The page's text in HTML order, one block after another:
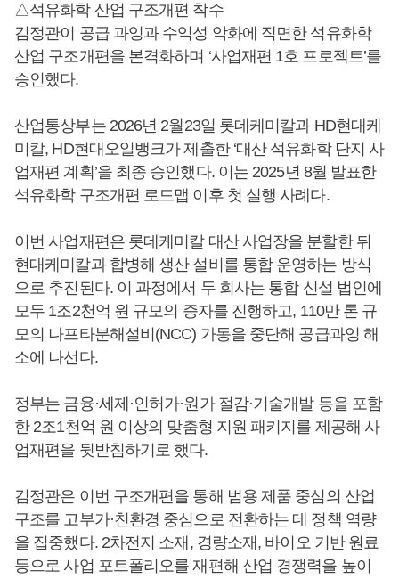
△석유화학 산업 구조개편 착수
김정관이 공급 과잉과 수익성 악화에 직면한 석유화학
산업 구조개편을 본격화하며 ‘사업재편 1호 프로젝트’를
승인했다.
산업통상부는 2026년 2월23일 롯데케미칼과 HD현대케
미칼, HD현대오일뱅크가 제출한 ‘대산 석유화학 단지 사
업재편 계획’을 최종 승인했다. 이는 2025년 8월 발표한
석유화학 구조개편 로드맵 이후 첫 실행 사례다.
이번 사업재편은 롯데케미칼 대산 사업장을 분할한 뒤
현대케미칼과 합병해 생산 설비를 통합 운영하는 방식
으로 추진된다. 이 과정에서 두 회사는 통합 신설 법인에
모두 1조2천억 원 규모의 증자를 진행하고, 110만 톤 규
모의 나프타분해설비(NCC) 가동을 중단해 공급과잉 해
소에 나선다.
정부는 금융·세제·인허가·원가 절감·기술개발 등을 포함
한 2조1천억 원 이상의 맞춤형 지원 패키지를 제공해 사
업재편을 뒷받침하기로 했다.
김정관은 이번 구조개편을 통해 범용 제품 중심의 산업
구조를 고부가·친환경 중심으로 전환하는 데 정책 역량
을 집중했다. 2차전지 소재, 경량소재, 바이오 기반 원료
등으로 사업 포트폴리오를 재편해 산업 경쟁력을 높이